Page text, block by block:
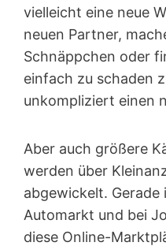
vielleicht eine neue
neuen Partner,
Schnäppchen oder
einfach zu schaden
unkompliziert einen
Aber auch größere
werden über
abgewickelt. Gerade
Automarkt und bei
diese Online-